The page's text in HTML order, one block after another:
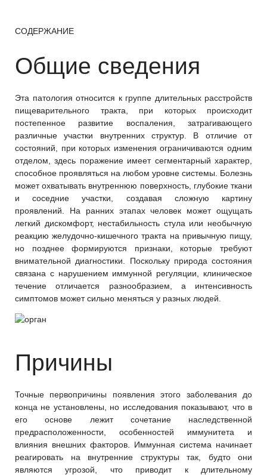
СОДЕРЖАНИЕ
Общие сведения
Эта патология относится к группе длительных расстройств
пищеварительного тракта, при которых происходит
постепенное развитие воспаления, затрагивающего
различные участки внутренних структур. В отличие от
состояний, при которых изменения ограничиваются одним
отделом, здесь поражение имеет сегментарный характер,
способное проявляться на любом уровне системы. Болезнь
может охватывать внутреннюю поверхность, глубокие ткани
и соседние участки, создавая сложную картину
проявлений. На ранних этапах человек может ощущать
легкий дискомфорт, нестабильность стула или необычную
реакцию желудочно-кишечного тракта на привычную пищу,
но позднее формируются признаки, которые требуют
внимательной диагностики. Поскольку природа состояния
связана с нарушением иммунной регуляции, клиническое
течение отличается разнообразием, а интенсивность
симптомов может сильно меняться у разных людей.
Причины
Точные первопричины появления этого заболевания до
конца не установлены, но исследования показывают, что в
его основе лежит сочетание наследственной
предрасположенности, особенностей иммунитета и
влияния внешних факторов. Иммунная система начинает
реагировать на внутренние структуры так, будто они
являются угрозой, что приводит к длительному